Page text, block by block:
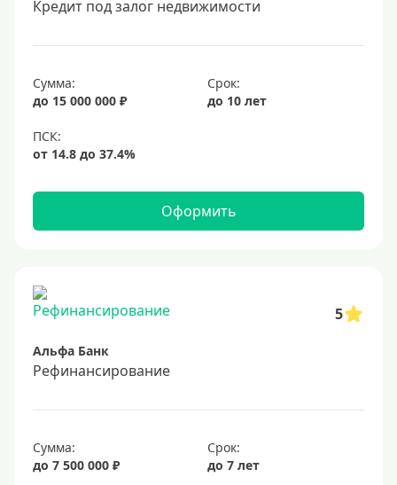
17%
20%
Сумма
1000000 руб
1200000 руб
1300000 руб
1500000 руб
1600000 руб
2 миллиона
Кредит под залог недвижимости
Сумма:
до 15 000 000 ₽
Срок:
до 10 лет
Оформить
5
Альфа Банк
Рефинансирование
Сумма:
до 7 500 000 ₽
Срок:
до 7 лет